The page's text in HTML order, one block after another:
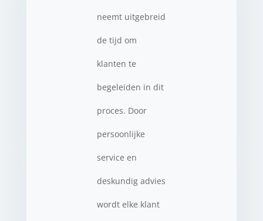
neemt uitgebreid
de tijd om
klanten te
begeleiden in dit
proces. Door
persoonlijke
service en
deskundig advies
wordt elke klant